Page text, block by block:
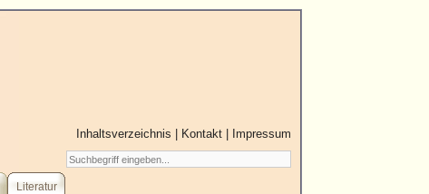
Inhaltsverzeichnis Kontakt Impressum
Literatur